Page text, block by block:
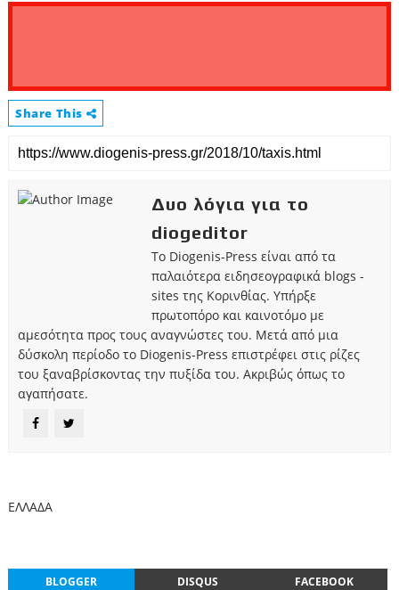
Share This
Δυο λόγια για το
diogeditor
Το Diogenis-Press είναι από τα
παλαιότερα ειδησεογραφικά blogs -
sites της Κορινθίας. Υπήρξε
πρωτοπόρο και καινοτόμο με
αμεσότητα προς τους αναγνώστες του. Μετά από μια
δύσκολη περίοδο το Diogenis-Press επιστρέφει στις ρίζες
του ξαναβρίσκοντας την πυξίδα του. Ακριβώς όπως το
αγαπήσατε.
ΕΛΛΑΔΑ
BLOGGER DISQUS FACEBOOK